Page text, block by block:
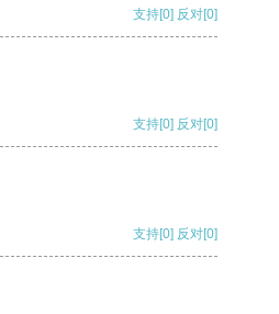
支持[0] 反对[0]
支持[0] 反对[0]
支持[0] 反对[0]